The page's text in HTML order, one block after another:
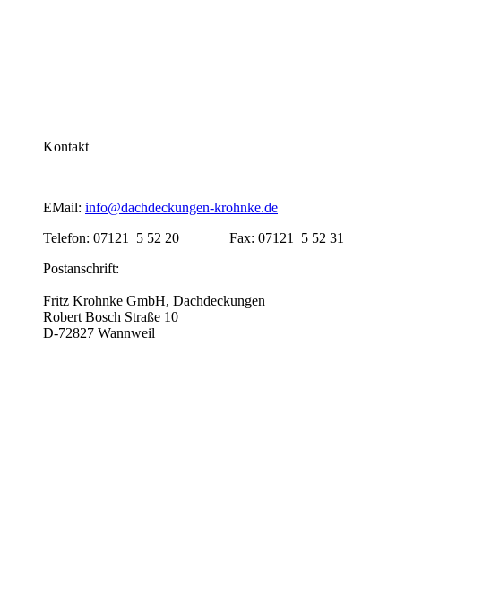
Kontakt
EMail: info@dachdeckungen-krohnke.de
Telefon: 07121 5 52 20 Fax: 07121 5 52 31
Postanschrift:
Fritz Krohnke GmbH, Dachdeckungen
Robert Bosch Straße 10
D-72827 Wannweil